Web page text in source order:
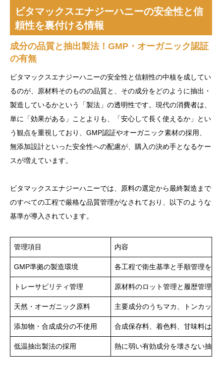
ビタマックスエナジーハニーの安全性と信
頼性を裏付ける情報
成分の品質と抽出製法！GMP・オーガニック認証
の有無
ビタマックスエナジーハニーの安全性と信頼性の中核を成してい
るのが、原材料そのものの品質と、その成分をどのように抽出・
製造しているかという「製法」の透明性です。現代の消費者は、
単に「効果がある」ことよりも、「安心して長く使えるか」とい
う観点を重視しており、GMP認証やオーガニック素材の採用、
無添加設計といった安全性への配慮が、購入の決め手となるケー
スが増えています。
ビタマックスエナジーハニーでは、原料の選定から最終製造まで
のすべての工程で厳格な品質管理がなされており、以下のような
基準が導入されています。
管理項目 内容
GMP準拠の製造環境 各工程で衛生基準と手順管理を
トレーサビリティ管理 原材料のロット管理と履歴管理
天然・オーガニック原料 主要成分のうちマカ、トンカッ
添加物・合成成分の不使用 合成保存料、着色料、甘味料は一
低温抽出製法の採用 熱に弱い有効成分を壊さない抽出